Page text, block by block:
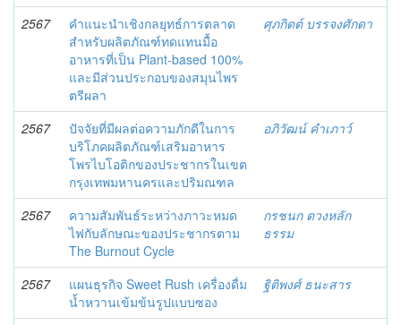
2567
คำแนะนำเชิงกลยุทธ์การตลาด
สำหรับผลิตภัณฑ์ทดแทนมื้อ
อาหารที่เป็น Plant-based 100%
และมีส่วนประกอบของสมุนไพร
ตรีผลา
ศุภกิตต์ บรรจงศักดา
2567
ปัจจัยที่มีผลต่อความภักดีในการ
บริโภคผลิตภัณฑ์เสริมอาหาร
โพรไบโอติกของประชากรในเขต
กรุงเทพมหานครและปริมณฑล
อภิวัฒน์ คำเภาว์
2567
ความสัมพันธ์ระหว่างภาวะหมด
ไฟกับลักษณะของประชากรตาม
The Burnout Cycle
กรชนก ตวงหลัก
ธรรม
2567
แผนธุรกิจ Sweet Rush เครื่องดื่ม
น้ำหวานเข้มข้นรูปแบบซอง
ฐิติพงศ์ ธนะสาร